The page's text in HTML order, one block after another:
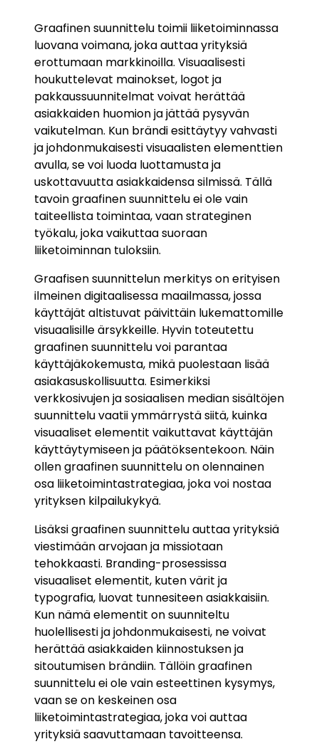
Graafinen suunnittelu toimii liiketoiminnassa
luovana voimana, joka auttaa yrityksiä
erottumaan markkinoilla. Visuaalisesti
houkuttelevat mainokset, logot ja
pakkaussuunnitelmat voivat herättää
asiakkaiden huomion ja jättää pysyvän
vaikutelman. Kun brändi esittäytyy vahvasti
ja johdonmukaisesti visuaalisten elementtien
avulla, se voi luoda luottamusta ja
uskottavuutta asiakkaidensa silmissä. Tällä
tavoin graafinen suunnittelu ei ole vain
taiteellista toimintaa, vaan strateginen
työkalu, joka vaikuttaa suoraan
liiketoiminnan tuloksiin.
Graafisen suunnittelun merkitys on erityisen
ilmeinen digitaalisessa maailmassa, jossa
käyttäjät altistuvat päivittäin lukemattomille
visuaalisille ärsykkeille. Hyvin toteutettu
graafinen suunnittelu voi parantaa
käyttäjäkokemusta, mikä puolestaan lisää
asiakasuskollisuutta. Esimerkiksi
verkkosivujen ja sosiaalisen median sisältöjen
suunnittelu vaatii ymmärrystä siitä, kuinka
visuaaliset elementit vaikuttavat käyttäjän
käyttäytymiseen ja päätöksentekoon. Näin
ollen graafinen suunnittelu on olennainen
osa liiketoimintastrategiaa, joka voi nostaa
yrityksen kilpailukykyä.
Lisäksi graafinen suunnittelu auttaa yrityksiä
viestimään arvojaan ja missiotaan
tehokkaasti. Branding-prosessissa
visuaaliset elementit, kuten värit ja
typografia, luovat tunnesiteen asiakkaisiin.
Kun nämä elementit on suunniteltu
huolellisesti ja johdonmukaisesti, ne voivat
herättää asiakkaiden kiinnostuksen ja
sitoutumisen brändiin. Tällöin graafinen
suunnittelu ei ole vain esteettinen kysymys,
vaan se on keskeinen osa
liiketoimintastrategiaa, joka voi auttaa
yrityksiä saavuttamaan tavoitteensa.